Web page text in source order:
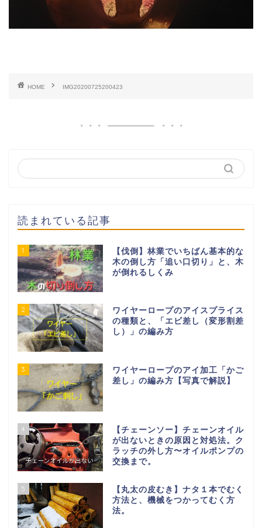
HOME IMG20200725200423
読まれている記事
1
【伐倒】林業でいちばん基本的な
木の倒し方「追い口切り」と、木
が倒れるしくみ
2
ワイヤーロープのアイスプライス
の種類と、「エビ差し（変形割差
し）」の編み方
3
ワイヤーロープのアイ加工「かご
差し」の編み方【写真で解説】
4
【チェーンソー】チェーンオイル
が出ないときの原因と対処法。ク
ラッチの外し方〜オイルポンプの
交換まで。
5
【丸太の皮むき】ナタ１本でむく
方法と、機械をつかってむく方
法。